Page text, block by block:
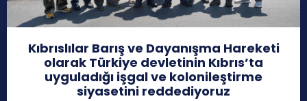
Kıbrıslılar Barış ve Dayanışma Hareketi
olarak Türkiye devletinin Kıbrıs’ta
uyguladığı işgal ve kolonileştirme
siyasetini reddediyoruz